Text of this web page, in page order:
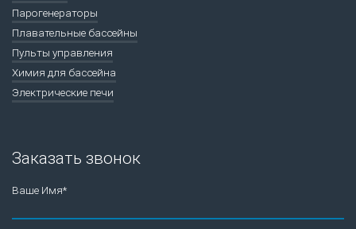
Парогенераторы
Плавательные бассейны
Пульты управления
Химия для бассейна
Электрические печи
Заказать звонок
Ваше Имя*